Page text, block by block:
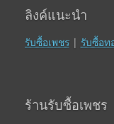
ลิงค์แนะนำ
รับซื้อเพชร| รับซื้อท
ร้านรับซื้อเพชร